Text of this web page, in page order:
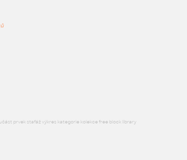
prvek stafáž výkres kategorie kolekce free block library